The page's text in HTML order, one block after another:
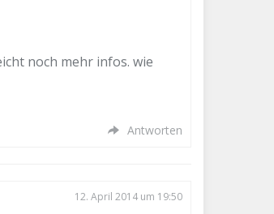
noch mehr infos. wie
Antworten
12. April 2014 um 19:50